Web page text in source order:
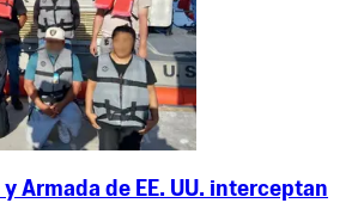
Armada de EE. UU. interceptan